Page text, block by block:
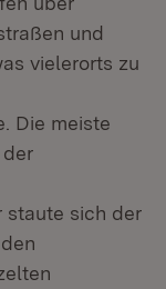
und
vielerorts zu
Die meiste
staute sich der